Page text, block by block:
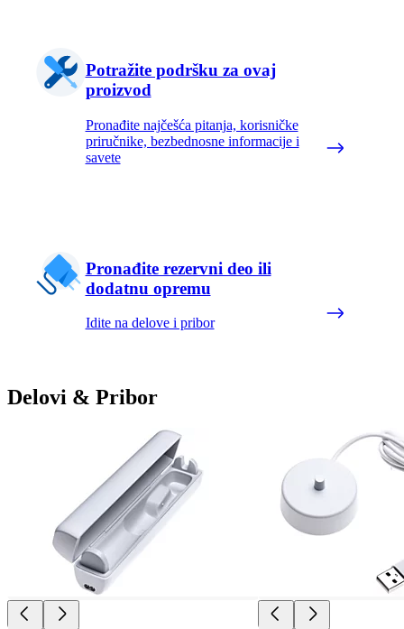
Potražite podršku za ovaj
proizvod
Pronađite najčešća pitanja, korisničke
priručnike, bezbednosne informacije i
savete
Pronađite rezervni deo ili
dodatnu opremu
Idite na delove i pribor
Delovi & Pribor